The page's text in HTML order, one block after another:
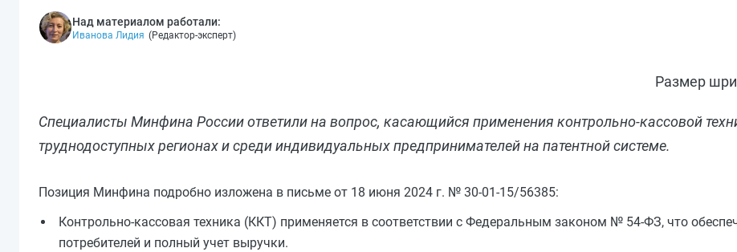
Над материалом работали:
Иванова Лидия (Редактор-эксперт)
Размер
Специалисты Минфина России ответили на вопрос, касающийся применения контрольно-кассовой
труднодоступных регионах и среди индивидуальных предпринимателей на патентной системе.
Позиция Минфина подробно изложена в письме от 18 июня 2024 г. № 30-01-15/56385:
Контрольно-кассовая техника (ККТ) применяется в соответствии с Федеральным законом № 54-ФЗ, что
потребителей и полный учет выручки.